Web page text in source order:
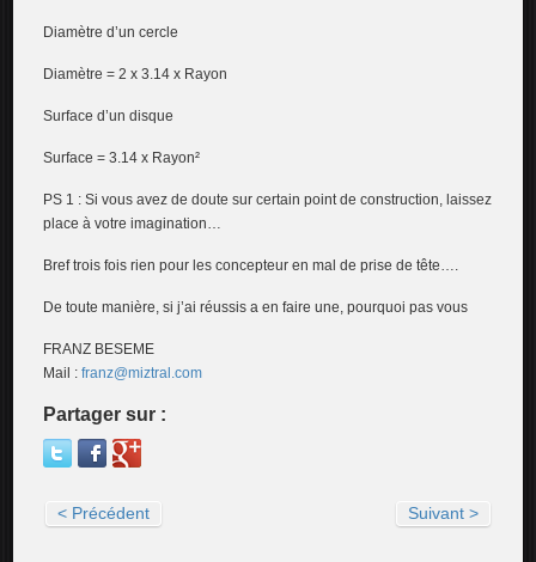
Diamètre d’un cercle
Diamètre = 2 x 3.14 x Rayon
Surface d’un disque
Surface = 3.14 x Rayon²
PS 1 : Si vous avez de doute sur certain point de construction, laissez
place à votre imagination…
Bref trois fois rien pour les concepteur en mal de prise de tête….
De toute manière, si j’ai réussis a en faire une, pourquoi pas vous
FRANZ BESEME
Mail :franz@miztral.com
Partager sur :
< Précédent Suivant >